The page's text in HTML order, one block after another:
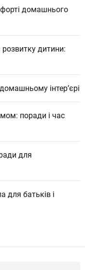
домашнього
дитини:
інтер’єрі
поради і час
для
для батьків і